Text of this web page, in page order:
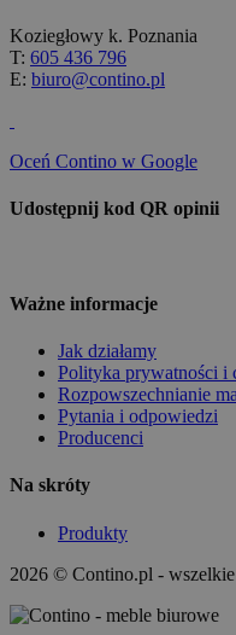
Koziegłowy k. Poznania
T: 605 436 796
E: biuro@contino.pl
Oceń Contino w Google
Udostępnij kod QR opinii
Ważne informacje
Jak działamy
Polityka prywatności i
Rozpowszechnianie
Pytania i odpowiedzi
Producenci
Na skróty
Produkty
2026 © Contino.pl - wszelkie